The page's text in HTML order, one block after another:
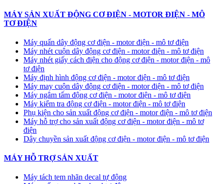
MÁY SẢN XUẤT ĐỘNG CƠ ĐIỆN - MOTOR ĐIỆN - MÔ
TƠ ĐIỆN
Máy quấn dây động cơ điện - motor điện - mô tơ điện
Máy nhét cuộn dây động cơ điện - motor điện - mô tơ điện
Máy nhét giấy cách điện cho động cơ điện - motor điện - mô
tơ điện
Máy định hình động cơ điện - motor điện - mô tơ điện
Máy may cuộn dây động cơ điện - motor điện - mô tơ điện
Máy ngâm tẩm động cơ điện - motor điện - mô tơ điện
Máy kiểm tra động cơ điện - motor điện - mô tơ điện
Phụ kiện cho sản xuất động cơ điện - motor điện - mô tơ điện
Máy hỗ trợ cho sản xuất động cơ điện - motor điện - mô tơ
điện
Dây chuyền sản xuất động cơ điện - motor điện - mô tơ điện
MÁY HỖ TRỢ SẢN XUẤT
Máy tách tem nhãn decal tự động